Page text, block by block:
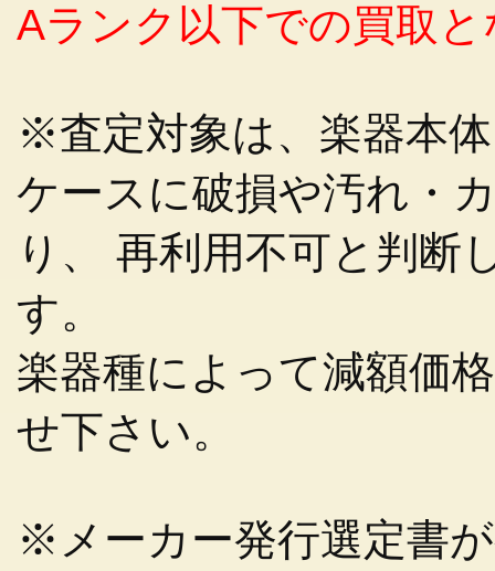
Aランク以下での買取
※査定対象は、楽器本
ケースに破損や汚れ・
り、 再利用不可と判断
す。
楽器種によって減額価
せ下さい。
※メーカー発行選定書